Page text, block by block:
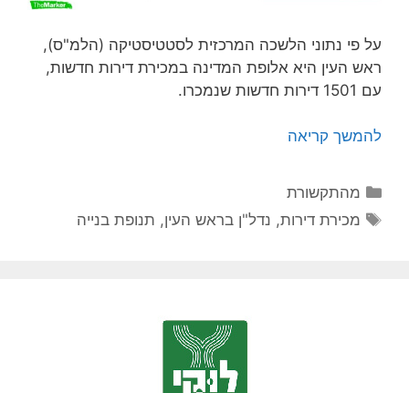
על פי נתוני הלשכה המרכזית לסטטיסטיקה (הלמ"ס),
ראש העין היא אלופת המדינה במכירת דירות חדשות,
עם 1501 דירות חדשות שנמכרו.
להמשך קריאה
קטגוריות
מהתקשורת
תגיות
מכירת דירות, נדל"ן בראש העין, תנופת בנייה